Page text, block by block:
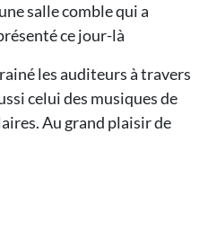
salle comble qui a
ce jour-là
les auditeurs à travers
celui des musiques de
Au grand plaisir de